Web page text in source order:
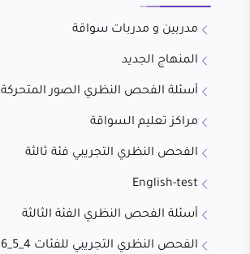
مدربين و مدربات سواقة
المنهاج الجديد
أسئلة الفحص النظري الصور المتحركة
مراكز تعليم السواقة
الفحص النظري التجريبي فئة ثالثة
English-test
أسئلة الفحص النظري الفئة الثالثة
الفحص النظري التجريبي للفئات 4_5_6